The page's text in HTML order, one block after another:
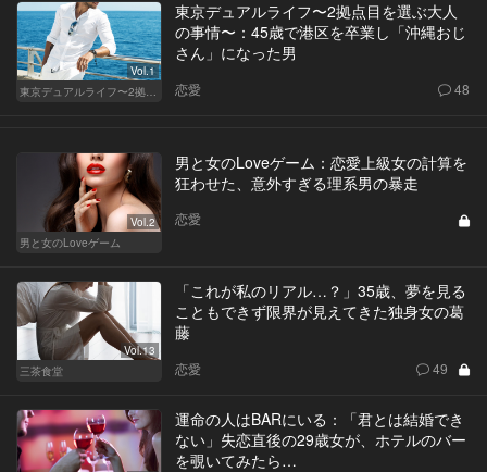
Vol.1
東京デュアルライフ〜2拠点目を選ぶ大人の事情〜
東京デュアルライフ〜2拠点目を選ぶ大人
の事情〜：45歳で港区を卒業し「沖縄おじ
さん」になった男
恋愛 48
Vol.2
男と女のLoveゲーム
男と女のLoveゲーム：恋愛上級女の計算を
狂わせた、意外すぎる理系男の暴走
恋愛
Vol.13
三茶食堂
「これが私のリアル…？」35歳、夢を見る
こともできず限界が見えてきた独身女の葛
藤
恋愛 49
運命の人はBARにいる：「君とは結婚でき
ない」失恋直後の29歳女が、ホテルのバー
を覗いてみたら…